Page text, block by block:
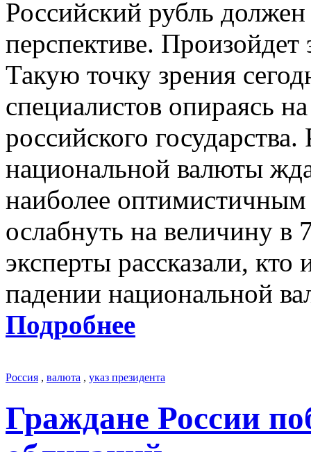
Российский рубль
перспективе.
Такую точку зрения
специалистов опираясь
российского
национальной валюты
наиболее
ослабнуть на величину
эксперты рассказали,
падении национальной
Подробнее
Россия , валюта , указ президента
Граждане России